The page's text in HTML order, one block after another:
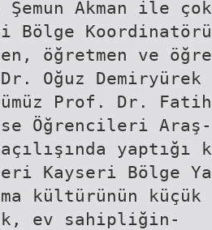
Akman ile
Bölge Koordinatörü
öğretmen ve
Oğuz Demiryürek
Prof. Dr.
Öğrencileri Araş-
açılışında yaptığı
Kayseri Bölge
kültürünün
ev sahipliğin-